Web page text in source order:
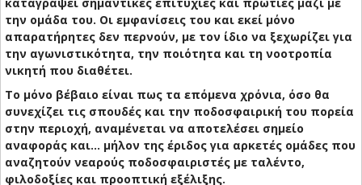
την ομάδα του. Οι εμφανίσεις του και εκεί μόνο
απαρατήρητες δεν περνούν, με τον ίδιο να ξεχωρίζει για
την αγωνιστικότητα, την ποιότητα και τη νοοτροπία
νικητή που διαθέτει.
Το μόνο βέβαιο είναι πως τα επόμενα χρόνια, όσο θα
συνεχίζει τις σπουδές και την ποδοσφαιρική του πορεία
στην περιοχή, αναμένεται να αποτελέσει σημείο
αναφοράς και… μήλον της έριδος για αρκετές ομάδες που
αναζητούν νεαρούς ποδοσφαιριστές με ταλέντο,
φιλοδοξίες και προοπτική εξέλιξης.